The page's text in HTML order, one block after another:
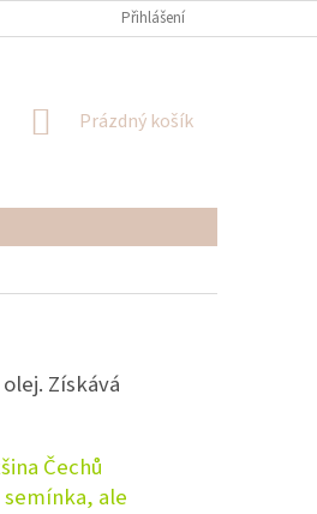
OCHRANY OSOBNÍCH ÚDAJŮ
Přihlášení
NÁKUPNÍ
Prázdný košík
Získává
Čechů
ale